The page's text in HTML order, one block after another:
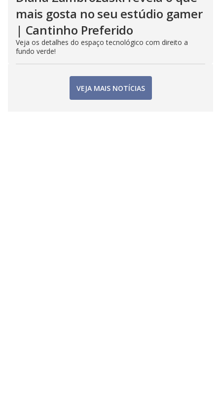
mais gosta no seu estúdio gamer
| Cantinho Preferido
Veja os detalhes do espaço tecnológico com direito a
fundo verde!
VEJA MAIS NOTÍCIAS